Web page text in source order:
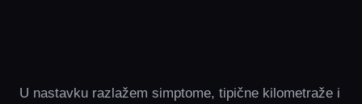
U nastavku razlažem simptome, tipične kilometraže i